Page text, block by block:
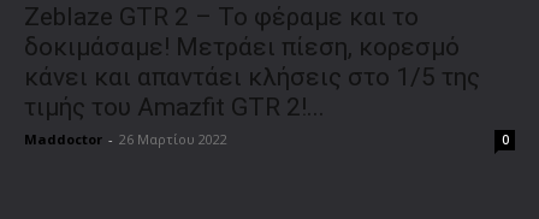
Zeblaze GTR 2 – Το φέραμε και το
δοκιμάσαμε! Μετράει πίεση, κορεσμό
κάνει και απαντάει κλήσεις στο 1/5 της
τιμής του Amazfit GTR 2!...
Maddoctor - 26 Μαρτίου 2022 0